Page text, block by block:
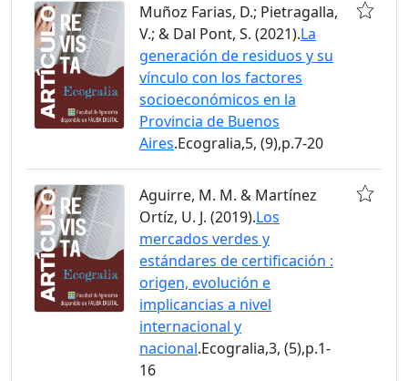
Muñoz Farias, D.; Pietragalla,
V.; & Dal Pont, S. (2021).La
generación de residuos y su
vínculo con los factores
socioeconómicos en la
Provincia de Buenos
Aires.Ecogralia,5, (9),p.7-20
Aguirre, M. M. & Martínez
Ortíz, U. J. (2019).Los
mercados verdes y
estándares de certificación :
origen, evolución e
implicancias a nivel
internacional y
nacional.Ecogralia,3, (5),p.1-
16